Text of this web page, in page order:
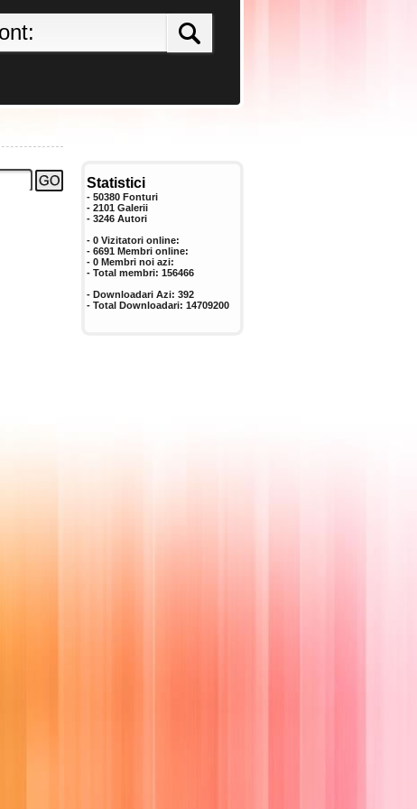
Statistici
- 50380 Fonturi
- 2101 Galerii
- 3246 Autori
- 0 Vizitatori online:
- 6691 Membri online:
- 0 Membri noi azi:
- Total membri: 156466
- Downloadari Azi: 392
- Total Downloadari: 14709200